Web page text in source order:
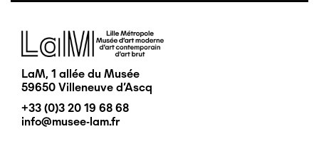
Image
LaM, 1 allée du Musée
59650 Villeneuve d'Ascq
+33 (0)3 20 19 68 68
info@musee-lam.fr